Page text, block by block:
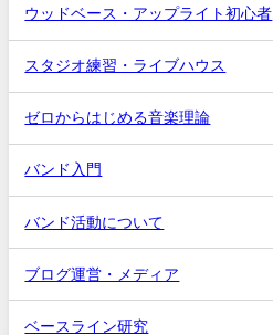
ウッドベース・アップライト初心者
スタジオ練習・ライブハウス
ゼロからはじめる音楽理論
バンド入門
バンド活動について
ブログ運営・メディア
ベースライン研究